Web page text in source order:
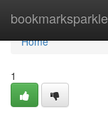
bookmarksparkle
Home
Home
1